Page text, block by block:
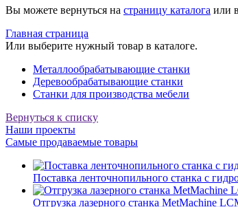
Вы можете вернуться на страницу каталога или
Главная страница
Или выберите нужный товар в каталоге.
Металлообрабатывающие станки
Деревообрабатывающие станки
Станки для производства мебели
Вернуться к списку
Наши проекты
Самые продаваемые товары
Поставка ленточнопильного станка c
Отгрузка лазерного станка MetMachine